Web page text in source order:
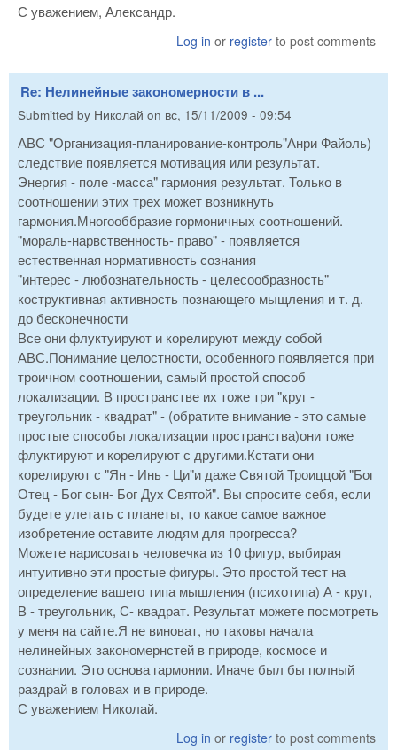
С уважением, Александр.
Log in or register to post comments
Re: Нелинейные закономерности в ...
Submitted by Николай on вс, 15/11/2009 - 09:54
АВС "Организация-планирование-контроль"Анри Файоль)
следствие появляется мотивация или результат.
Энергия - поле -масса" гармония результат. Только в
соотношении этих трех может возникнуть
гармония.Многооббразие гормоничных соотношений.
"мораль-нарвственность- право" - появляется
естественная нормативность сознания
"интерес - любознательность - целесообразность"
коструктивная активность познающего мыщления и т. д.
до бесконечности
Все они флуктуируют и корелируют между собой
АВС.Понимание целостности, особенного появляется при
троичном соотношении, самый простой способ
локализации. В пространстве их тоже три "круг -
треугольник - квадрат" - (обратите внимание - это самые
простые способы локализации пространства)они тоже
флуктируют и корелируют с другими.Кстати они
корелируют с "Ян - Инь - Ци"и даже Святой Троиццой "Бог
Отец - Бог сын- Бог Дух Святой". Вы спросите себя, если
будете улетать с планеты, то какое самое важное
изобретение оставите людям для прогресса?
Можете нарисовать человечка из 10 фигур, выбирая
интуитивно эти простые фигуры. Это простой тест на
определение вашего типа мышления (психотипа) А - круг,
В - треугольник, С- квадрат. Результат можете посмотреть
у меня на сайте.Я не виноват, но таковы начала
нелинейных закономернстей в природе, космосе и
сознании. Это основа гармонии. Иначе был бы полный
раздрай в головах и в природе.
С уважением Николай.
Log in or register to post comments